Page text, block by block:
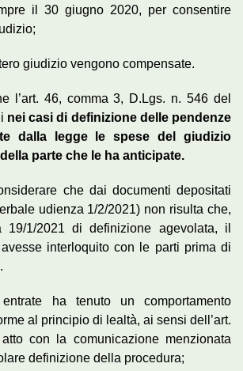
il 30 giugno 2020, per consentire
giudizio vengono compensate.
l’art. 46, comma 3, D.Lgs. n. 546 del
nei casi di definizione delle pendenze
dalla legge le spese del giudizio
parte che le ha anticipate.
che dai documenti depositati
udienza 1/2/2021) non risulta che,
1/2021 di definizione agevolata, il
interloquito con le parti prima di
entrate ha tenuto un comportamento
al principio di lealtà, ai sensi dell’art.
con la comunicazione menzionata
definizione della procedura;